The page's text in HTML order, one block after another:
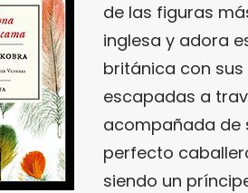
de las figuras
inglesa y adora
británica con
escapadas a
acompañada de
perfecto
siendo un